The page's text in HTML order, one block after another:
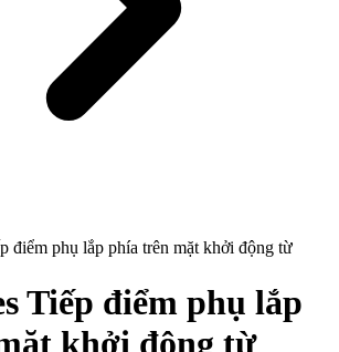
điểm phụ lắp phía trên mặt khởi động từ
Tiếp điểm phụ lắp
khởi động từ